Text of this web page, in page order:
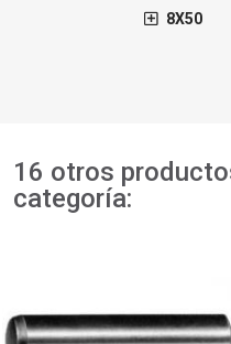
8X50
16 otros
categoría: